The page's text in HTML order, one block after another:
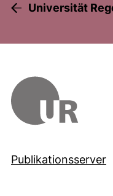
Universität
Publikationsserver